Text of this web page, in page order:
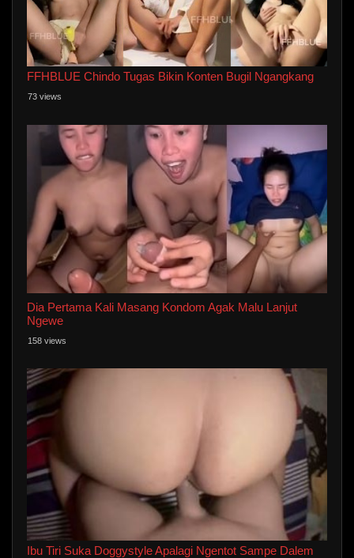
FFHBLUE Chindo Tugas Bikin Konten Bugil Ngangkang
73 views
Dia Pertama Kali Masang Kondom Agak Malu Lanjut
Ngewe
158 views
Ibu Tiri Suka Doggystyle Apalagi Ngentot Sampe Dalem